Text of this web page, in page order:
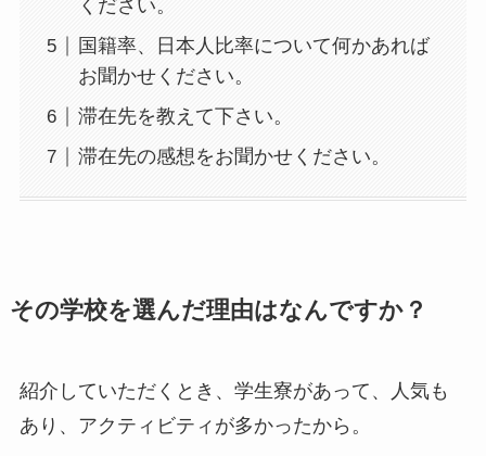
ください。
国籍率、日本人比率について何かあれば
お聞かせください。
滞在先を教えて下さい。
滞在先の感想をお聞かせください。
その学校を選んだ理由はなんですか？
紹介していただくとき、学生寮があって、人気も
あり、アクティビティが多かったから。